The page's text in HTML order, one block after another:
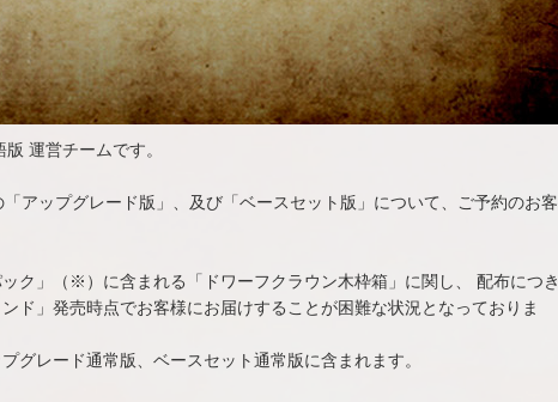
運営チームです。
アップグレード版」、及び「ベースセット版」について、ご予約のお客
ク」（※）に含まれる「ドワーフクラウン木枠箱」に関し、 配布につき
ド」発売時点でお客様にお届けすることが困難な状況となっておりま
グレード通常版、ベースセット通常版に含まれます。